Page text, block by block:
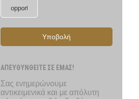
Υποβολή
ΑΠΕΥΘΥΝΘΕΙΤΕ ΣΕ ΕΜΑΣ!
Σας ενημερώνουμε
αντικειμενικά και με απόλυτη